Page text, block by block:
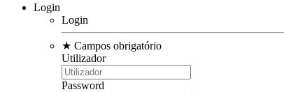
Login
Login
★ Campos obrigatório
Utilizador
Password